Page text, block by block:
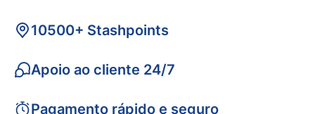
10500+ Stashpoints
Apoio ao cliente 24/7
Pagamento rápido e seguro